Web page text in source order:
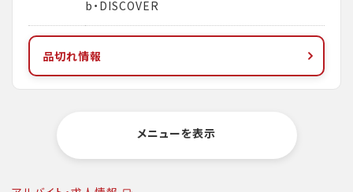
b・DISCOVER
品切れ情報
メニューを表示